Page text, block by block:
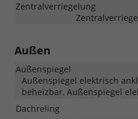
Zentralverriegelung
Außen
Außenspiegel
Außenspiegel elektrisch
beheizbar, Außenspiegel
Dachreling